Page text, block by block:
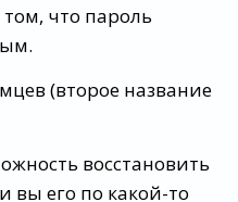
том, что пароль
(второе название
восстановить
вы его по какой-то